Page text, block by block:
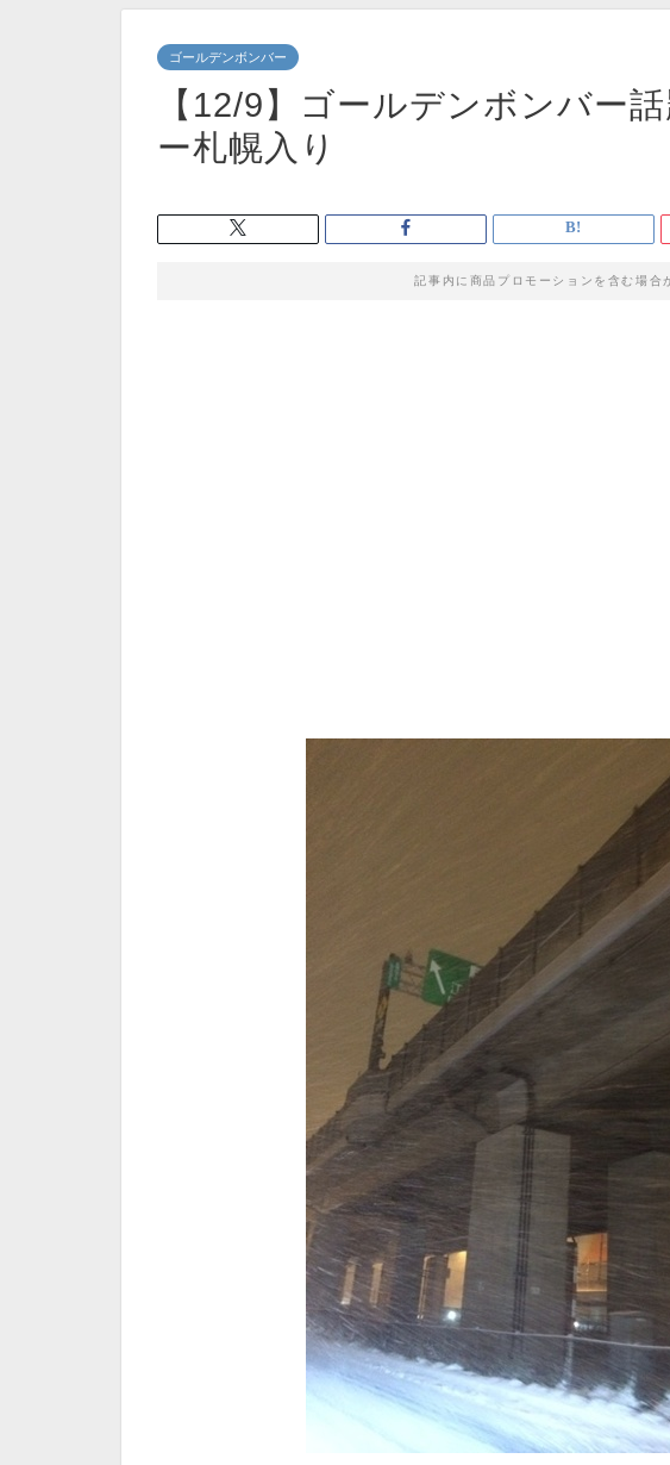
ゴールデンボンバー
【12/9】ゴールデンボンバー
ー札幌入り
記事内に商品プロモーションを含む場合